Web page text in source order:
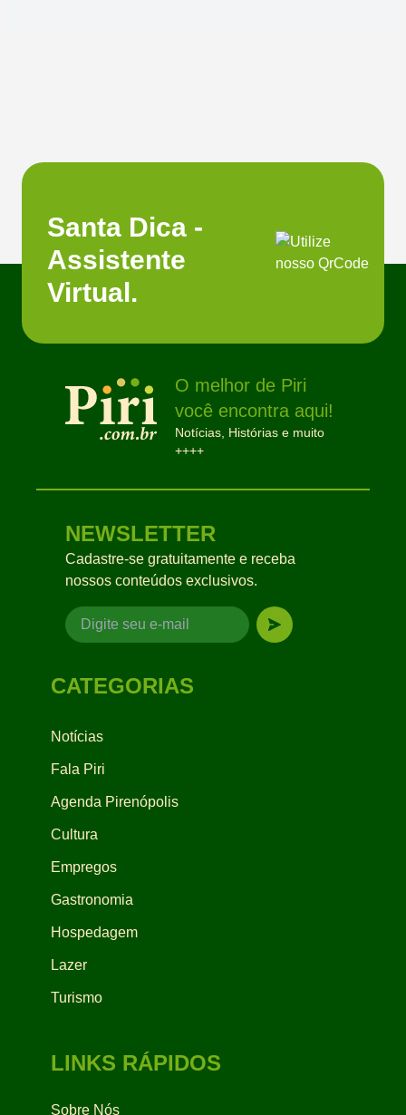
Santa Dica -
Assistente
Virtual.
O melhor de Piri
você encontra aqui!
Notícias, Histórias e muito
++++
NEWSLETTER
Cadastre-se gratuitamente e receba
nossos conteúdos exclusivos.
CATEGORIAS
Notícias
Fala Piri
Agenda Pirenópolis
Cultura
Empregos
Gastronomia
Hospedagem
Lazer
Turismo
LINKS RÁPIDOS
Sobre Nós